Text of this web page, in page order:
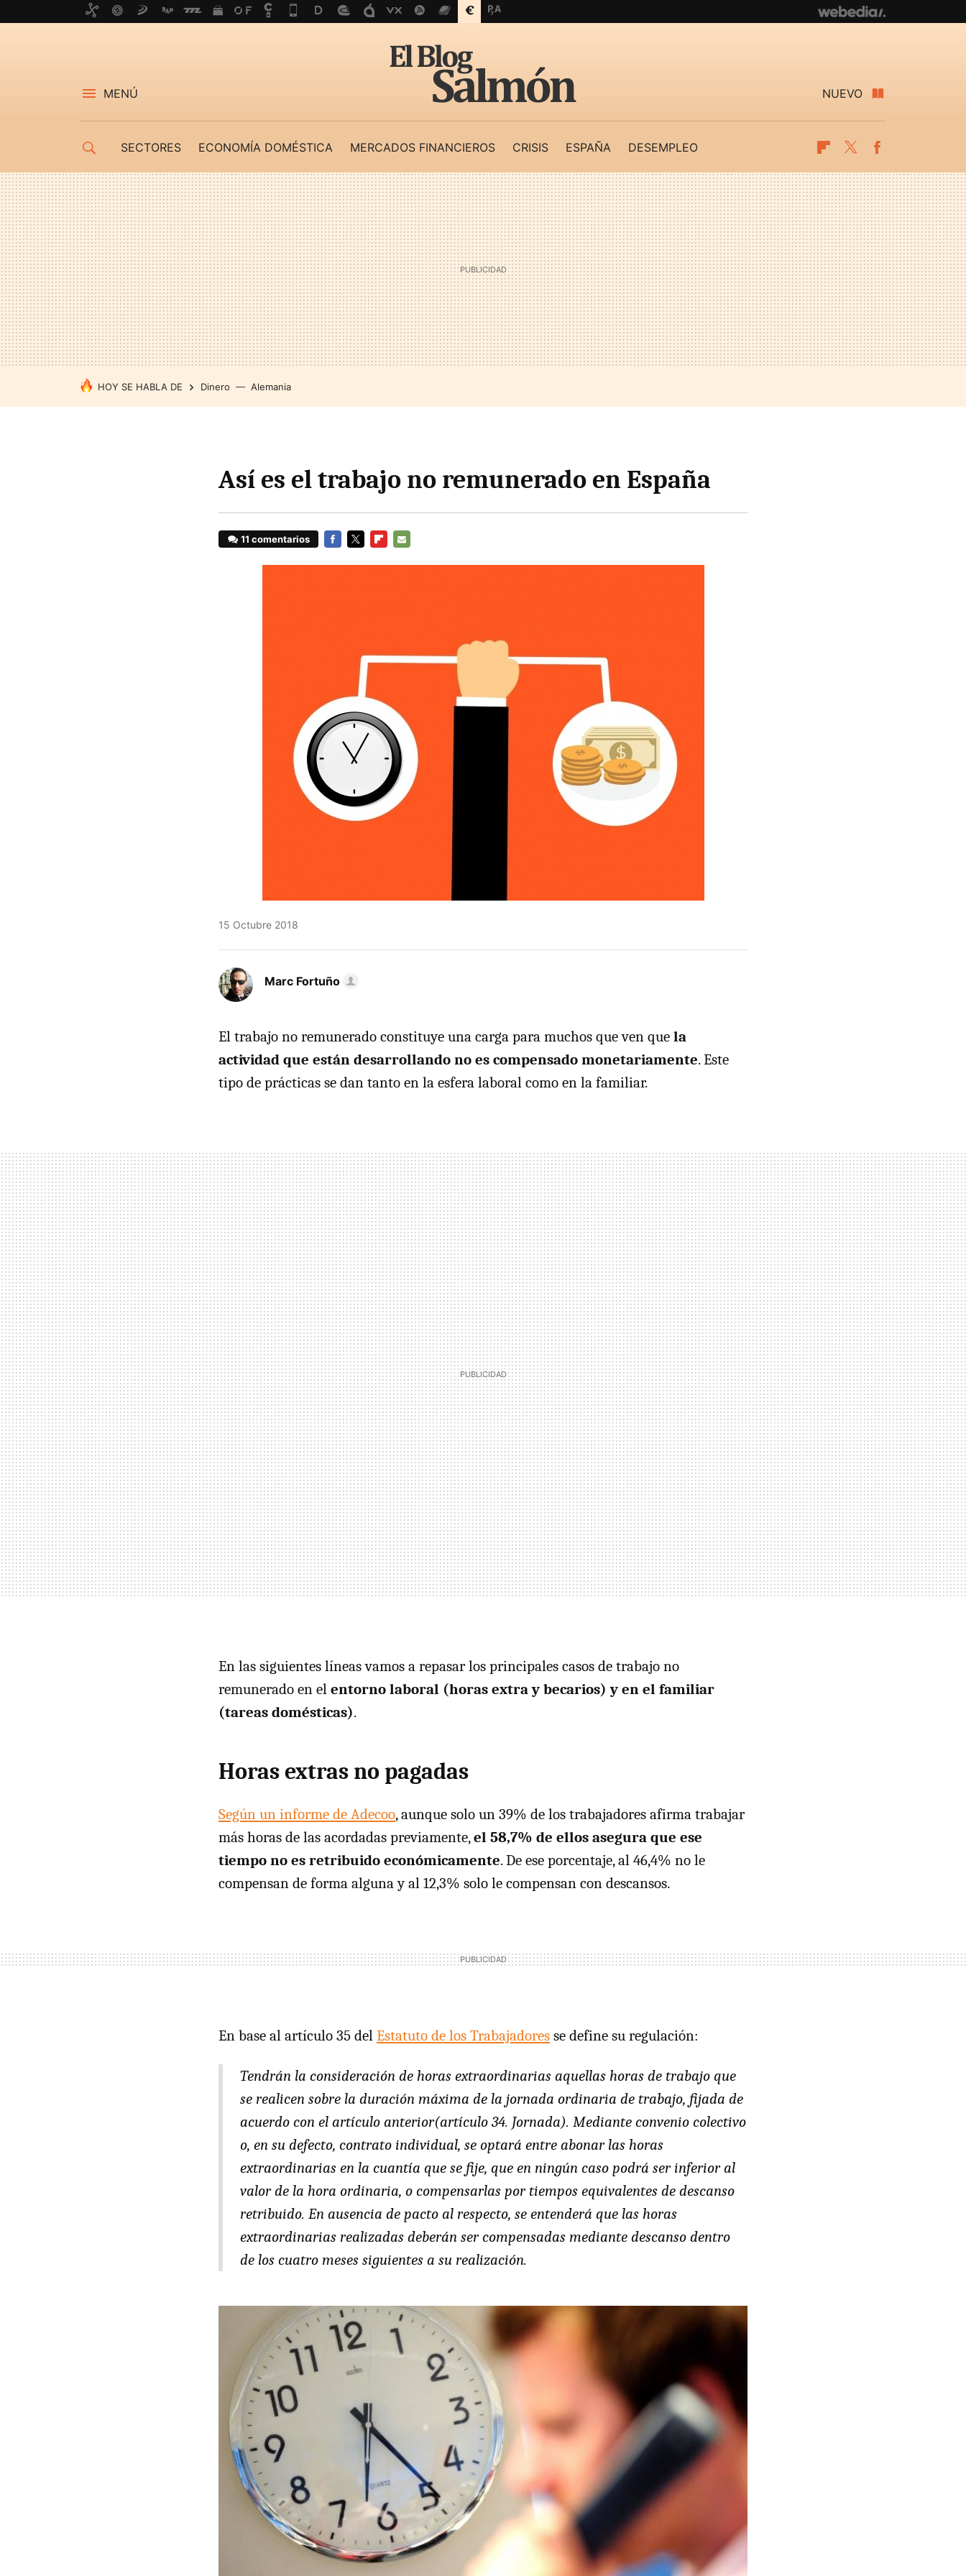
MENÚ NUEVO
SECTORES ECONOMÍA DOMÉSTICA MERCADOS FINANCIEROS CRISIS ESPAÑA DESEMPLEO Flipboard
Twitter
HOY SE HABLA DE Dinero Alemania
Así es el trabajo no remunerado en España
11 comentarios
15 Octubre 2018
Marc Fortuño
El trabajo no remunerado constituye una carga para muchos que ven que la
actividad que están desarrollando no es compensado monetariamente. Este
tipo de prácticas se dan tanto en la esfera laboral como en la familiar.
En las siguientes líneas vamos a repasar los principales casos de trabajo no
remunerado en el entorno laboral (horas extra y becarios) y en el familiar
(tareas domésticas).
Horas extras no pagadas
Según un informe de Adecoo, aunque solo un 39% de los trabajadores afirma trabajar
más horas de las acordadas previamente,el 58,7% de ellos asegura que ese
tiempo no es retribuido económicamente. De ese porcentaje, al 46,4% no le
compensan de forma alguna y al 12,3% solo le compensan con descansos.
En base al artículo 35 del Estatuto de los Trabajadores se define su regulación:
Tendrán la consideración de horas extraordinarias aquellas horas de trabajo que
se realicen sobre la duración máxima de la jornada ordinaria de trabajo, fijada de
acuerdo con el artículo anterior(artículo 34. Jornada). Mediante convenio colectivo
o, en su defecto, contrato individual, se optará entre abonar las horas
extraordinarias en la cuantía que se fije, que en ningún caso podrá ser inferior al
valor de la hora ordinaria, o compensarlas por tiempos equivalentes de descanso
retribuido. En ausencia de pacto al respecto, se entenderá que las horas
extraordinarias realizadas deberán ser compensadas mediante descanso dentro
de los cuatro meses siguientes a su realización.